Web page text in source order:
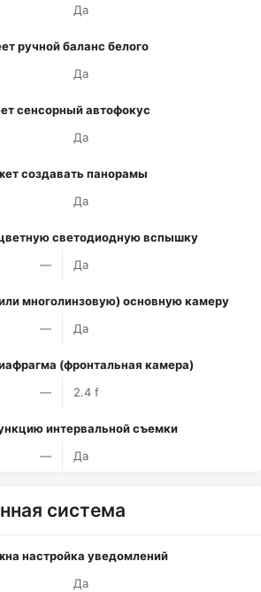
Да
ручной баланс белого
Да
сенсорный автофокус
Да
создавать панорамы
Да
светодиодную вспышку
—
Да
многолинзовую) основную камеру
—
Да
(фронтальная камера)
—
2.4 f
интервальной съемки
—
Да
система
настройка уведомлений
Да